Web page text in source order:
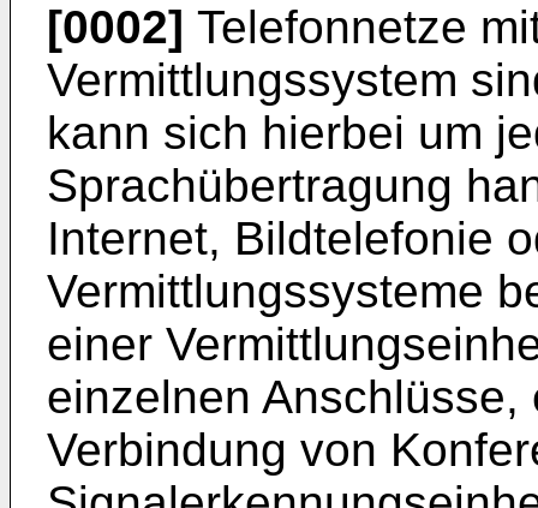
[0002] Telefonnetze
Vermittlungssystem
kann sich hierbei um
Sprachübertragung
Internet, Bildtelefonie
Vermittlungssysteme
einer
einzelnen
Verbindung von